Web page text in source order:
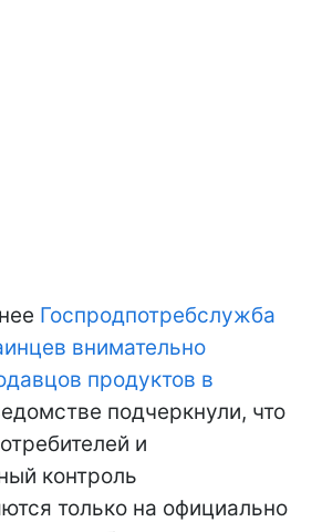
Госпродпотребслужба
внимательно
продуктов в
подчеркнули, что
и
контроль
только на официально